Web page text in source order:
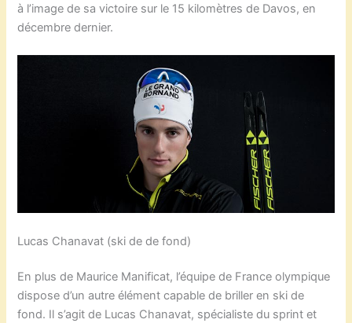
à l’image de sa victoire sur le 15 kilomètres de Davos, en
décembre dernier.
Lucas Chanavat (ski de de fond)
En plus de Maurice Manificat, l’équipe de France olympique
dispose d’un autre élément capable de briller en ski de
fond. Il s’agit de Lucas Chanavat, spécialiste du sprint et